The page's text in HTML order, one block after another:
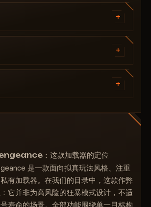
+
动瞄准的主要开关。激活标准自动瞄
捷键 - 用于激活自动瞄准的按键。瞄准仅
生效，使其操作更加可控自然。
幕中央的固定准星显示。
准骨骼选择菜单。
伤害和隐蔽性平衡良好）。
伤害较低，但影响范围更大，稳定性更
+
- 可见性检查。合法性的基础。仅显示您
人信息（不显示穿墙敌人的信息）。
头顶显示玩家昵称。
- 允许您隐藏软件，使其不被所有流
用程序检测到，或绕过验证。
+
离文本颜色。
框颜色。
动瞄准视野颜色。
态准星颜色。
：这款加载器的定位
是一款面向拟真玩法风格、注重
有加载器。在我们的目录中，这款作弊
它并非为高风险的狂暴模式设计，不适
寿命的场景。全部功能围绕单一目标构